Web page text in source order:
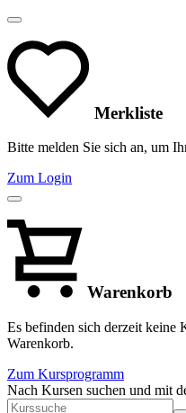
Merkliste
Bitte melden Sie sich an, um
Zum Login
Warenkorb
Es befinden sich derzeit keine
Warenkorb.
Zum Kursprogramm
Nach Kursen suchen und mit